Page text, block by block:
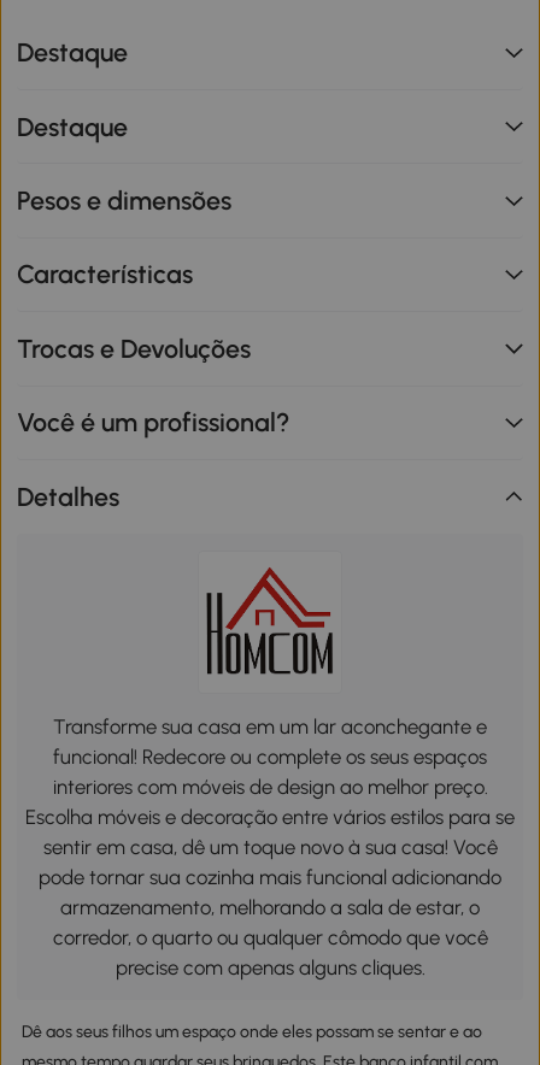
Destaque
Destaque
Pesos e dimensões
Características
Trocas e Devoluções
Você é um profissional?
Detalhes
Transforme sua casa em um lar aconchegante e
funcional! Redecore ou complete os seus espaços
interiores com móveis de design ao melhor preço.
Escolha móveis e decoração entre vários estilos para se
sentir em casa, dê um toque novo à sua casa! Você
pode tornar sua cozinha mais funcional adicionando
armazenamento, melhorando a sala de estar, o
corredor, o quarto ou qualquer cômodo que você
precise com apenas alguns cliques.
Dê aos seus filhos um espaço onde eles possam se sentar e ao